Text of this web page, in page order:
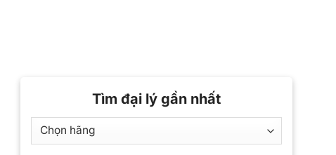
Tìm đại lý gần nhất